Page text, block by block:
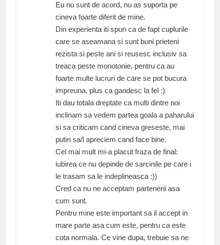
Eu nu sunt de acord, nu as suporta pe
cineva foarte diferit de mine.
Din experienta iti spun ca de fapt cuplurile
care se aseamana si sunt buni prieteni
rezista si peste ani si reusesc inclusiv sa
treaca peste monotonie, pentru ca au
foarte multe lucruri de care se pot bucura
impreuna, plus ca gandesc la fel :)
Iti dau totala dreptate ca multi dintre noi
inclinam sa vedem partea goala a paharului
si sa criticam cand cineva greseste, mai
putin sa/l apreciem cand face bine.
Cel mai mult mi-a placut fraza de final:
iubirea ce nu depinde de sarcinile pe care i
le trasam sa le indeplineasca :))
Cred ca nu ne acceptam partenerii asa
cum sunt.
Pentru mine este important sa il accept in
mare parte asa cum este, pentru ca este
cota normala. Ce vine dupa, trebuie sa ne